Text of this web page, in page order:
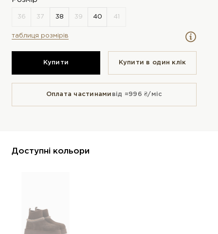
таблиця розмірів
Купити Купити в один клiк
Оплата частинами від ≈996 ₴/міс
Доступні кольори